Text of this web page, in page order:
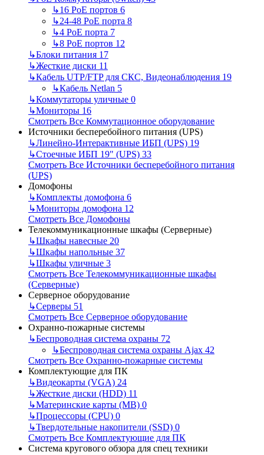
↳16 PoE портов 6
↳24-48 PoE порта 8
↳4 PoE порта 7
↳8 PoE портов 12
↳Блоки питания 17
↳Жесткие диски 11
↳Кабель UTP/FTP для СКС, Видеонаблюдения 19
↳Кабель Netlan 5
↳Коммутаторы уличные 0
↳Мониторы 16
Смотреть Все Коммутационное оборудование
Источники бесперебойного питания (UPS)
↳Линейно-Интерактивные ИБП (UPS) 19
↳Стоечные ИБП 19" (UPS) 33
Смотреть Все Источники бесперебойного питания
(UPS)
Домофоны
↳Комплекты домофона 6
↳Мониторы домофона 12
Смотреть Все Домофоны
Телекоммуникационные шкафы (Серверные)
↳Шкафы навесные 20
↳Шкафы напольные 37
↳Шкафы уличные 3
Смотреть Все Телекоммуникационные шкафы
(Серверные)
Серверное оборудование
↳Серверы 51
Смотреть Все Серверное оборудование
Охранно-пожарные системы
↳Беспроводная система охраны 72
↳Беспроводная система охраны Ajax 42
Смотреть Все Охранно-пожарные системы
Комплектующие для ПК
↳Видеокарты (VGA) 24
↳Жесткие диски (HDD) 11
↳Материнские карты (MB) 0
↳Процессоры (CPU) 0
↳Твердотельные накопители (SSD) 0
Смотреть Все Комплектующие для ПК
Система кругового обзора для спец техники